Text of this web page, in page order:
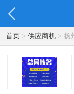
首页> 供应商机> 扬